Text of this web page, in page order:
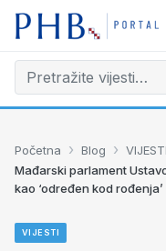
Početna › Blog › VIJESTI
Mađarski parlament
kao ‘određen kod rođenja’
VIJESTI